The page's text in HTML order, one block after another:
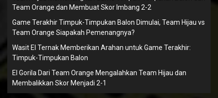
Team Orange dan Membuat Skor Imbang 2-2
Game Terakhir Timpuk-Timpukan Balon Dimulai, Team Hijau vs
Team Orange Siapakah Pemenangnya?
Wasit El Ternak Memberikan Arahan untuk Game Terakhir:
Timpuk-Timpukan Balon
El Gorila Dari Team Orange Mengalahkan Team Hijau dan
Membalikkan Skor Menjadi 2-1